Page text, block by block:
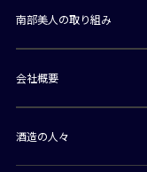
南部美人の取り組み
会社概要
酒造の人々